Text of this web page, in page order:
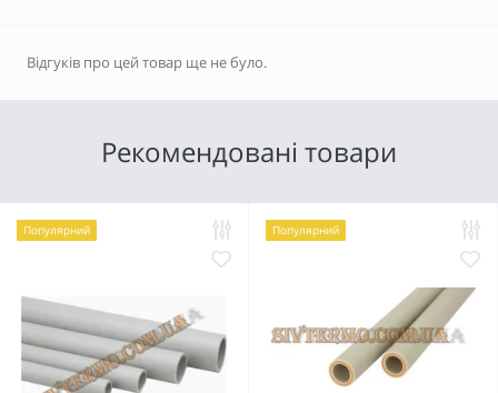
Відгуків про цей товар ще не було.
Рекомендовані товари
Популярний Популярний